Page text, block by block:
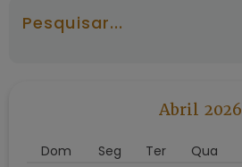
Pesquisar...
Abril 2026
Dom Seg Ter Qua